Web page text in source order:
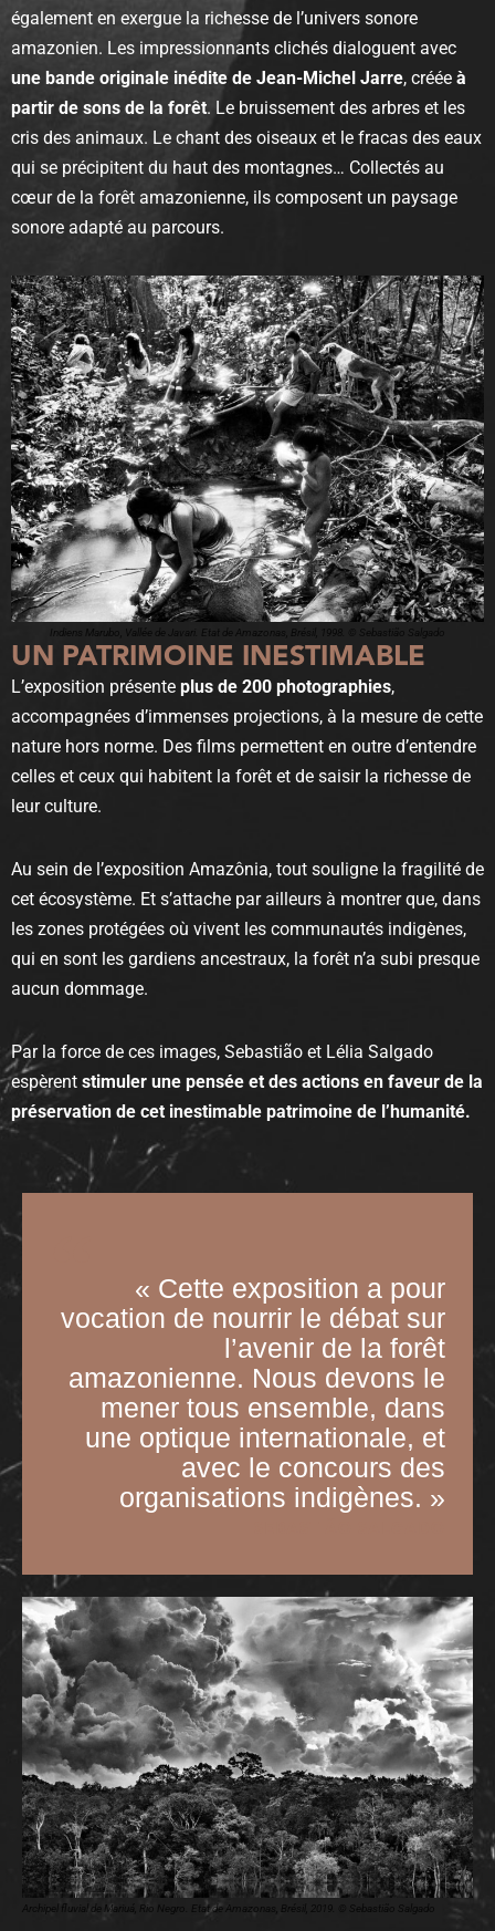
également en exergue la richesse de l’univers sonore
amazonien. Les impressionnants clichés dialoguent avec
une bande originale inédite de Jean-Michel Jarre, créée à
partir de sons de la forêt. Le bruissement des arbres et les
cris des animaux. Le chant des oiseaux et le fracas des eaux
qui se précipitent du haut des montagnes… Collectés au
cœur de la forêt amazonienne, ils composent un paysage
sonore adapté au parcours.
Indiens Marubo, Vallée de Javari. Etat de Amazonas, Brésil, 1998. © Sebastião Salgado
UN PATRIMOINE INESTIMABLE
L’exposition présente plus de 200 photographies,
accompagnées d’immenses projections, à la mesure de cette
nature hors norme. Des films permettent en outre d’entendre
celles et ceux qui habitent la forêt et de saisir la richesse de
leur culture.
Au sein de l’exposition Amazônia, tout souligne la fragilité de
cet écosystème. Et s’attache par ailleurs à montrer que, dans
les zones protégées où vivent les communautés indigènes,
qui en sont les gardiens ancestraux, la forêt n’a subi presque
aucun dommage.
Par la force de ces images, Sebastião et Lélia Salgado
espèrent stimuler une pensée et des actions en faveur de la
préservation de cet inestimable patrimoine de l’humanité.
Archipel fluvial de Mariuá, Rio Negro. Etat de Amazonas, Brésil, 2019. © Sebastião Salgado
« Cette exposition a pour
vocation de nourrir le débat sur
l’avenir de la forêt
amazonienne. Nous devons le
mener tous ensemble, dans
une optique internationale, et
avec le concours des
organisations indigènes. »